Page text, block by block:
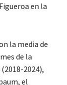
en la
la media de
de la
2024),
el